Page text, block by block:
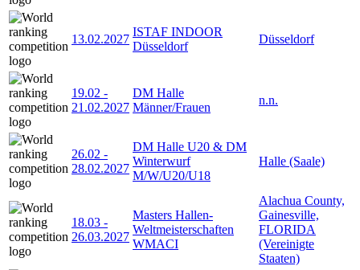
13.02.2027
ISTAF INDOOR
Düsseldorf
Düsseldorf
19.02 -
21.02.2027
DM Halle
Männer/Frauen
n.n.
26.02 -
28.02.2027
DM Halle U20 & DM
Winterwurf
M/W/U20/U18
Halle (Saale)
18.03 -
26.03.2027
Masters Hallen-
Weltmeisterschaften
WMACI
Alachua County,
Gainesville,
FLORIDA
(Vereinigte
Staaten)